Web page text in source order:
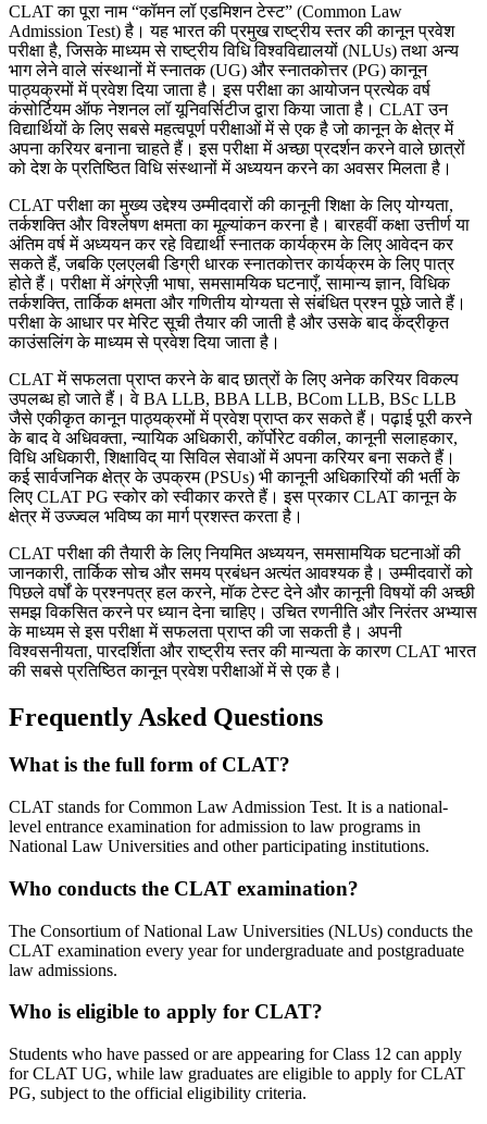
CLAT का पूरा नाम “कॉमन लॉ एडमिशन टेस्ट” (Common Law
Admission Test) है। यह भारत की प्रमुख राष्ट्रीय स्तर की कानून प्रवेश
परीक्षा है, जिसके माध्यम से राष्ट्रीय विधि विश्वविद्यालयों (NLUs) तथा अन्य
भाग लेने वाले संस्थानों में स्नातक (UG) और स्नातकोत्तर (PG) कानून
पाठ्यक्रमों में प्रवेश दिया जाता है। इस परीक्षा का आयोजन प्रत्येक वर्ष
कंसोर्टियम ऑफ नेशनल लॉ यूनिवर्सिटीज द्वारा किया जाता है। CLAT उन
विद्यार्थियों के लिए सबसे महत्वपूर्ण परीक्षाओं में से एक है जो कानून के क्षेत्र में
अपना करियर बनाना चाहते हैं। इस परीक्षा में अच्छा प्रदर्शन करने वाले छात्रों
को देश के प्रतिष्ठित विधि संस्थानों में अध्ययन करने का अवसर मिलता है।
CLAT परीक्षा का मुख्य उद्देश्य उम्मीदवारों की कानूनी शिक्षा के लिए योग्यता,
तर्कशक्ति और विश्लेषण क्षमता का मूल्यांकन करना है। बारहवीं कक्षा उत्तीर्ण या
अंतिम वर्ष में अध्ययन कर रहे विद्यार्थी स्नातक कार्यक्रम के लिए आवेदन कर
सकते हैं, जबकि एलएलबी डिग्री धारक स्नातकोत्तर कार्यक्रम के लिए पात्र
होते हैं। परीक्षा में अंग्रेज़ी भाषा, समसामयिक घटनाएँ, सामान्य ज्ञान, विधिक
तर्कशक्ति, तार्किक क्षमता और गणितीय योग्यता से संबंधित प्रश्न पूछे जाते हैं।
परीक्षा के आधार पर मेरिट सूची तैयार की जाती है और उसके बाद केंद्रीकृत
काउंसलिंग के माध्यम से प्रवेश दिया जाता है।
CLAT में सफलता प्राप्त करने के बाद छात्रों के लिए अनेक करियर विकल्प
उपलब्ध हो जाते हैं। वे BA LLB, BBA LLB, BCom LLB, BSc LLB
जैसे एकीकृत कानून पाठ्यक्रमों में प्रवेश प्राप्त कर सकते हैं। पढ़ाई पूरी करने
के बाद वे अधिवक्ता, न्यायिक अधिकारी, कॉर्पोरेट वकील, कानूनी सलाहकार,
विधि अधिकारी, शिक्षाविद् या सिविल सेवाओं में अपना करियर बना सकते हैं।
कई सार्वजनिक क्षेत्र के उपक्रम (PSUs) भी कानूनी अधिकारियों की भर्ती के
लिए CLAT PG स्कोर को स्वीकार करते हैं। इस प्रकार CLAT कानून के
क्षेत्र में उज्ज्वल भविष्य का मार्ग प्रशस्त करता है।
CLAT परीक्षा की तैयारी के लिए नियमित अध्ययन, समसामयिक घटनाओं की
जानकारी, तार्किक सोच और समय प्रबंधन अत्यंत आवश्यक है। उम्मीदवारों को
पिछले वर्षों के प्रश्नपत्र हल करने, मॉक टेस्ट देने और कानूनी विषयों की अच्छी
समझ विकसित करने पर ध्यान देना चाहिए। उचित रणनीति और निरंतर अभ्यास
के माध्यम से इस परीक्षा में सफलता प्राप्त की जा सकती है। अपनी
विश्वसनीयता, पारदर्शिता और राष्ट्रीय स्तर की मान्यता के कारण CLAT भारत
की सबसे प्रतिष्ठित कानून प्रवेश परीक्षाओं में से एक है।
Frequently Asked Questions
What is the full form of CLAT?
CLAT stands for Common Law Admission Test. It is a national-
level entrance examination for admission to law programs in
National Law Universities and other participating institutions.
Who conducts the CLAT examination?
The Consortium of National Law Universities (NLUs) conducts the
CLAT examination every year for undergraduate and postgraduate
law admissions.
Who is eligible to apply for CLAT?
Students who have passed or are appearing for Class 12 can apply
for CLAT UG, while law graduates are eligible to apply for CLAT
PG, subject to the official eligibility criteria.